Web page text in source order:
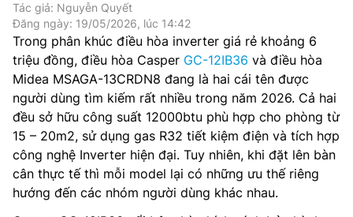
Tác giả: Nguyễn Quyết
Đăng ngày: 19/05/2026, lúc 14:42
Trong phân khúc điều hòa inverter giá rẻ khoảng 6
triệu đồng, điều hòa Casper GC-12IB36 và điều hòa
Midea MSAGA-13CRDN8 đang là hai cái tên được
người dùng tìm kiếm rất nhiều trong năm 2026. Cả hai
đều sở hữu công suất 12000btu phù hợp cho phòng từ
15 – 20m2, sử dụng gas R32 tiết kiệm điện và tích hợp
công nghệ Inverter hiện đại. Tuy nhiên, khi đặt lên bàn
cân thực tế thì mỗi model lại có những ưu thế riêng
hướng đến các nhóm người dùng khác nhau.